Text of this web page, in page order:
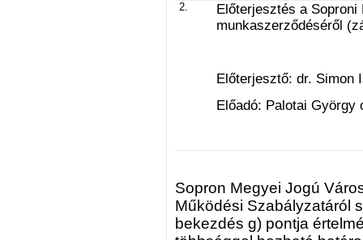
2.
Előterjesztés a Soproni
munkaszerződéséről
Előterjesztő: dr. Simon
Előadó: Palotai György
Sopron Megyei Jogú
Működési Szabályzatáról
bekezdés g) pontja